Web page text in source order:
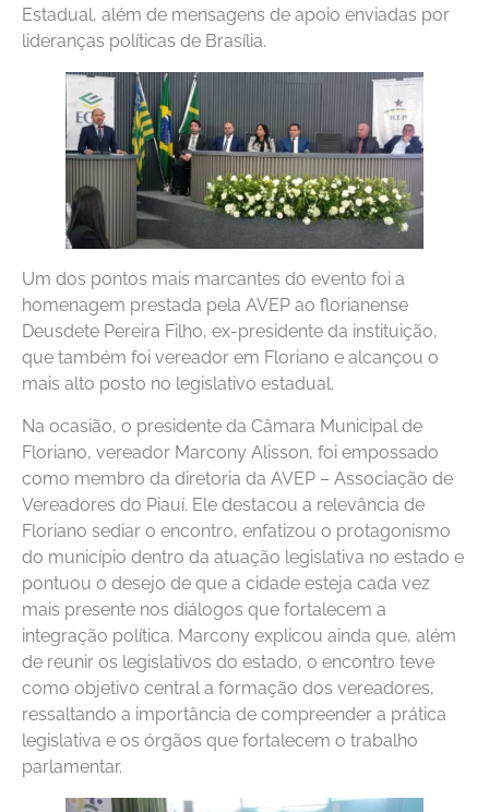
Estadual, além de mensagens de apoio enviadas por
lideranças políticas de Brasília.
Um dos pontos mais marcantes do evento foi a
homenagem prestada pela AVEP ao florianense
Deusdete Pereira Filho, ex-presidente da instituição,
que também foi vereador em Floriano e alcançou o
mais alto posto no legislativo estadual.
Na ocasião, o presidente da Câmara Municipal de
Floriano, vereador Marcony Alisson, foi empossado
como membro da diretoria da AVEP – Associação de
Vereadores do Piauí. Ele destacou a relevância de
Floriano sediar o encontro, enfatizou o protagonismo
do município dentro da atuação legislativa no estado e
pontuou o desejo de que a cidade esteja cada vez
mais presente nos diálogos que fortalecem a
integração política. Marcony explicou ainda que, além
de reunir os legislativos do estado, o encontro teve
como objetivo central a formação dos vereadores,
ressaltando a importância de compreender a prática
legislativa e os órgãos que fortalecem o trabalho
parlamentar.